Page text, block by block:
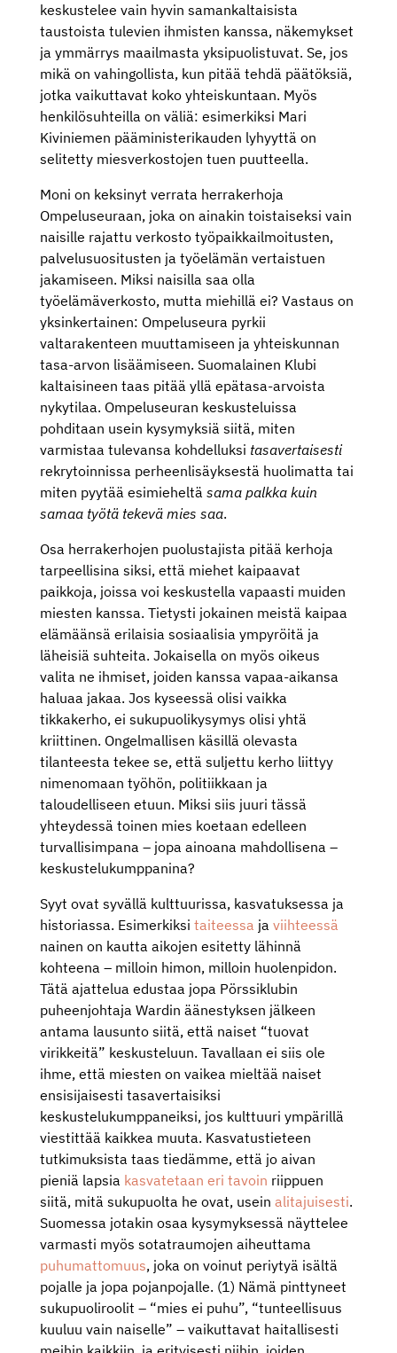
keskustelee vain hyvin samankaltaisista
taustoista tulevien ihmisten kanssa, näkemykset
ja ymmärrys maailmasta yksipuolistuvat. Se, jos
mikä on vahingollista, kun pitää tehdä päätöksiä,
jotka vaikuttavat koko yhteiskuntaan. Myös
henkilösuhteilla on väliä: esimerkiksi Mari
Kiviniemen pääministerikauden lyhyyttä on
selitetty miesverkostojen tuen puutteella.
Moni on keksinyt verrata herrakerhoja
Ompeluseuraan, joka on ainakin toistaiseksi vain
naisille rajattu verkosto työpaikkailmoitusten,
palvelusuositusten ja työelämän vertaistuen
jakamiseen. Miksi naisilla saa olla
työelämäverkosto, mutta miehillä ei? Vastaus on
yksinkertainen: Ompeluseura pyrkii
valtarakenteen muuttamiseen ja yhteiskunnan
tasa-arvon lisäämiseen. Suomalainen Klubi
kaltaisineen taas pitää yllä epätasa-arvoista
nykytilaa. Ompeluseuran keskusteluissa
pohditaan usein kysymyksiä siitä, miten
varmistaa tulevansa kohdelluksi tasavertaisesti
rekrytoinnissa perheenlisäyksestä huolimatta tai
miten pyytää esimieheltä sama palkka kuin
samaa työtä tekevä mies saa.
Osa herrakerhojen puolustajista pitää kerhoja
tarpeellisina siksi, että miehet kaipaavat
paikkoja, joissa voi keskustella vapaasti muiden
miesten kanssa. Tietysti jokainen meistä kaipaa
elämäänsä erilaisia sosiaalisia ympyröitä ja
läheisiä suhteita. Jokaisella on myös oikeus
valita ne ihmiset, joiden kanssa vapaa-aikansa
haluaa jakaa. Jos kyseessä olisi vaikka
tikkakerho, ei sukupuolikysymys olisi yhtä
kriittinen. Ongelmallisen käsillä olevasta
tilanteesta tekee se, että suljettu kerho liittyy
nimenomaan työhön, politiikkaan ja
taloudelliseen etuun. Miksi siis juuri tässä
yhteydessä toinen mies koetaan edelleen
turvallisimpana – jopa ainoana mahdollisena –
keskustelukumppanina?
Syyt ovat syvällä kulttuurissa, kasvatuksessa ja
historiassa. Esimerkiksi taiteessa ja viihteessä
nainen on kautta aikojen esitetty lähinnä
kohteena – milloin himon, milloin huolenpidon.
Tätä ajattelua edustaa jopa Pörssiklubin
puheenjohtaja Wardin äänestyksen jälkeen
antama lausunto siitä, että naiset “tuovat
virikkeitä” keskusteluun. Tavallaan ei siis ole
ihme, että miesten on vaikea mieltää naiset
ensisijaisesti tasavertaisiksi
keskustelukumppaneiksi, jos kulttuuri ympärillä
viestittää kaikkea muuta. Kasvatustieteen
tutkimuksista taas tiedämme, että jo aivan
pieniä lapsia kasvatetaan eri tavoin riippuen
siitä, mitä sukupuolta he ovat, usein alitajuisesti.
Suomessa jotakin osaa kysymyksessä näyttelee
varmasti myös sotatraumojen aiheuttama
puhumattomuus, joka on voinut periytyä isältä
pojalle ja jopa pojanpojalle. (1) Nämä pinttyneet
sukupuoliroolit – “mies ei puhu”, “tunteellisuus
kuuluu vain naiselle” – vaikuttavat haitallisesti